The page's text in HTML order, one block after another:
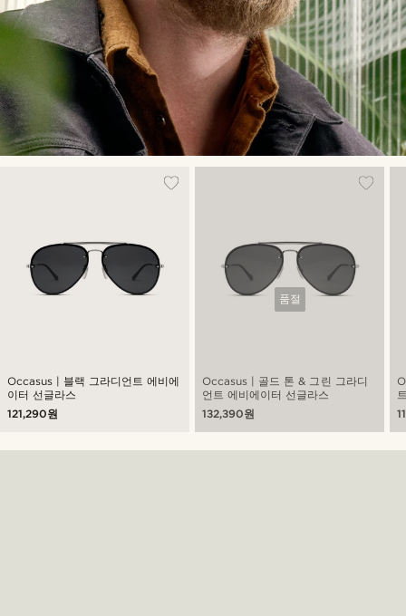
Occasus | 블랙 그라디언트 에비에
이터 선글라스
121,290원
품절
Occasus | 골드 톤 & 그린 그라디
언트 에비에이터 선글라스
132,390원